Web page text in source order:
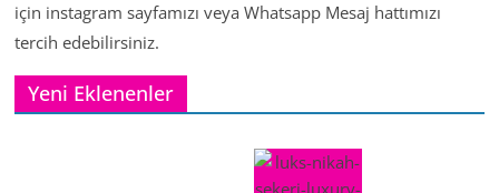
için instagram sayfamızı veya Whatsapp Mesaj hattımızı
tercih edebilirsiniz.
Yeni Eklenenler